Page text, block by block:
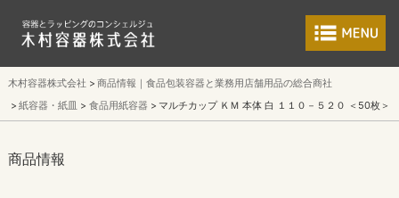
食品包装容器と
木村容器株式会社
商品情報｜食品包装容器と業務用店舗用品の総合商社
紙容器・紙皿
食品用紙容器 マルチカップ ＫＭ 本体 白 １１０－５２０ ＜50枚＞
商品情報